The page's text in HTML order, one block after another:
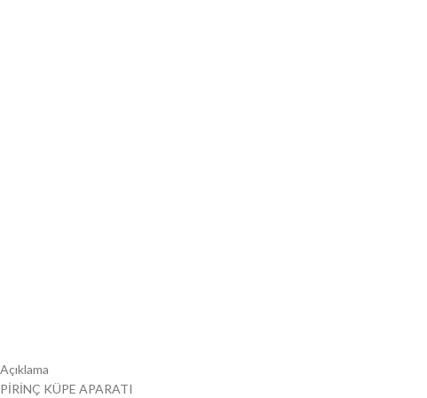
Açıklama
PİRİNÇ KÜPE APARATI